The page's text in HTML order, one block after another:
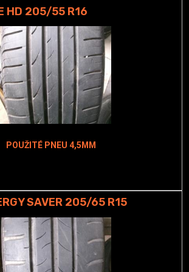
HD 205/55 R16
POUŽITÉ PNEU 4,5MM
SAVER 205/65 R15